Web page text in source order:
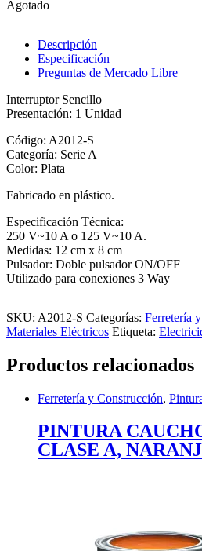
Agotado
Descripción
Especificación
Preguntas de Mercado Libre
Interruptor Sencillo
Presentación: 1 Unidad
Código: A2012-S
Categoría: Serie A
Color: Plata
Fabricado en plástico.
Especificación Técnica:
250 V~10 A o 125 V~10 A.
Medidas: 12 cm x 8 cm
Pulsador: Doble pulsador ON/OFF
Utilizado para conexiones 3 Way
SKU: A2012-S Categorías: Ferretería
Materiales Eléctricos Etiqueta:
Productos relacionados
Ferretería y Construcción,
PINTURA
CLASE A,